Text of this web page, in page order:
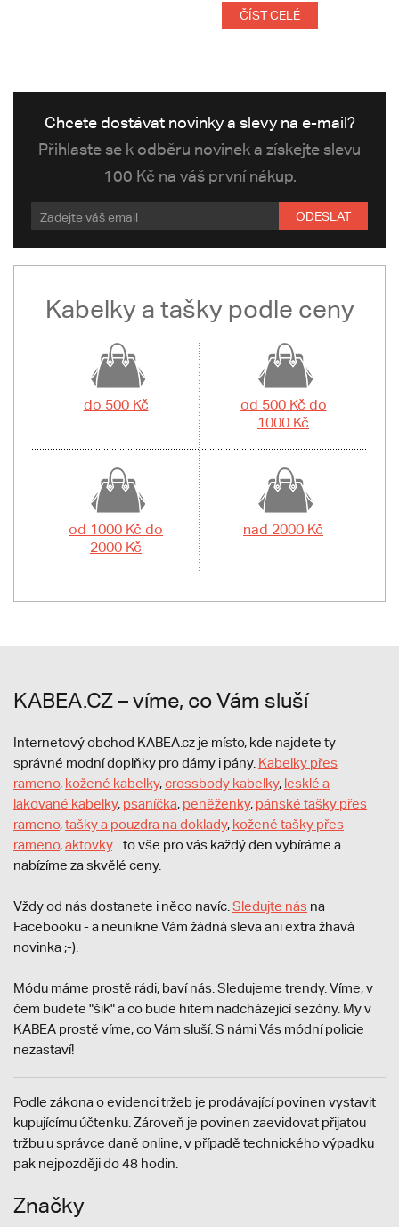
ČÍST CELÉ
Chcete dostávat novinky a slevy na e-mail?
Přihlaste se k odběru novinek a získejte slevu
100 Kč na váš první nákup.
ODESLAT
Kabelky a tašky podle ceny
do 500 Kč
od 500 Kč do
1000 Kč
od 1000 Kč do
2000 Kč
nad 2000 Kč
KABEA.CZ – víme, co Vám sluší
Internetový obchod KABEA.cz je místo, kde najdete ty
správné modní doplňky pro dámy i pány. Kabelky přes
rameno, kožené kabelky,crossbody kabelky, lesklé a
lakované kabelky, psaníčka, peněženky, pánské tašky přes
rameno,tašky a pouzdra na doklady, kožené tašky přes
rameno,aktovky... to vše pro vás každý den vybíráme a
nabízíme za skvělé ceny.
Vždy od nás dostanete i něco navíc. Sledujte nás na
Facebooku - a neunikne Vám žádná sleva ani extra žhavá
novinka ;-).
Módu máme prostě rádi, baví nás. Sledujeme trendy. Víme, v
čem budete "šik" a co bude hitem nadcházející sezóny. My v
KABEA prostě víme, co Vám sluší. S námi Vás módní policie
nezastaví!
Podle zákona o evidenci tržeb je prodávající povinen vystavit
kupujícímu účtenku. Zároveň je povinen zaevidovat přijatou
tržbu u správce daně online; v případě technického výpadku
pak nejpozději do 48 hodin.
Značky